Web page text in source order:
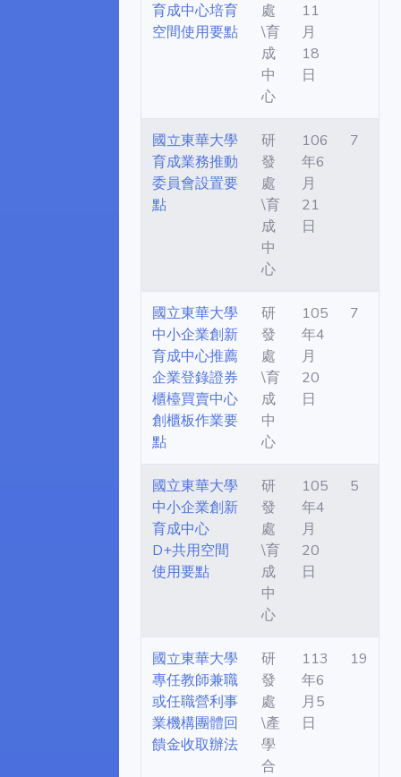
育成中心培育
空間使用要點
處
\育
成
中
心
11
月
18
日
國立東華大學
育成業務推動
委員會設置要
點
研
發
處
\育
成
中
心
106
年6
月
21
日
7
國立東華大學
中小企業創新
育成中心推薦
企業登錄證券
櫃檯買賣中心
創櫃板作業要
點
研
發
處
\育
成
中
心
105
年4
月
20
日
7
國立東華大學
中小企業創新
育成中心
D+共用空間
使用要點
研
發
處
\育
成
中
心
105
年4
月
20
日
5
國立東華大學
專任教師兼職
或任職營利事
業機構團體回
饋金收取辦法
研
發
處
\產
學
合
113
年6
月5
日
19